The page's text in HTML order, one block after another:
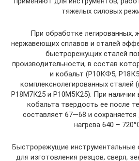
тяжелых силовых
При обработке легированных,
нержавеющих сплавов и сталей
быстрорежущих сталей
производительности, в состав
и кобальт (Р10КФ5,
комплекснолегированных сталей
Р18М7К25 и Р10М5К25). При наличии
кобальта твердость ее после
составляет 67—68 и
нагрева 640 –
Быстрорежущие инструментальные
для изготовления резцов, сверл,